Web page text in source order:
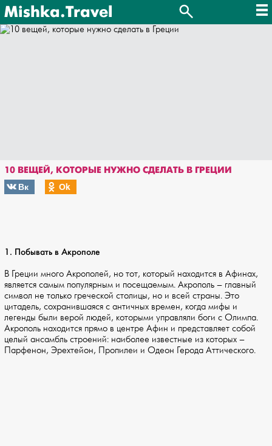
Mishka.Travel
10 ВЕЩЕЙ, КОТОРЫЕ НУЖНО СДЕЛАТЬ В ГРЕЦИИ
Вк
Оk
1. Побывать в Акрополе
В Греции много Акрополей, но тот, который находится в Афинах,
является самым популярным и посещаемым. Акрополь – главный
символ не только греческой столицы, но и всей страны. Это
цитадель, сохранившаяся с античных времен, когда мифы и
легенды были верой людей, которыми управляли боги с Олимпа.
Акрополь находится прямо в центре Афин и представляет собой
целый ансамбль строений: наиболее известные из которых –
Парфенон, Эрехтейон, Пропилеи и Одеон Герода Аттического.